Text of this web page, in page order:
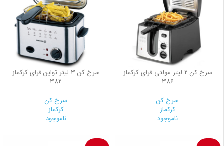
سرخ کن 2 لیتر مولتی فرای کرکماز
386
سرخ کن
کرکماز
ناموجود
سرخ کن 3 لیتر تواین فرای کرکماز
382
سرخ کن
کرکماز
ناموجود